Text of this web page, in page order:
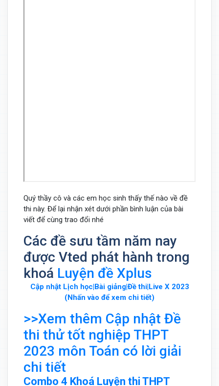
Quý thầy cô và các em học sinh thấy thế nào về đề
thi này. Để lại nhận xét dưới phần bình luận của bài
viết để cùng trao đổi nhé
Các đề sưu tầm năm nay
được Vted phát hành trong
khoá Luyện đề Xplus
Cập nhật Lịch học|Bài giảng|Đề thi|Live X 2023
(Nhấn vào để xem chi tiết)
>>Xem thêm Cập nhật Đề
thi thử tốt nghiệp THPT
2023 môn Toán có lời giải
chi tiết
Combo 4 Khoá Luyện thi THPT